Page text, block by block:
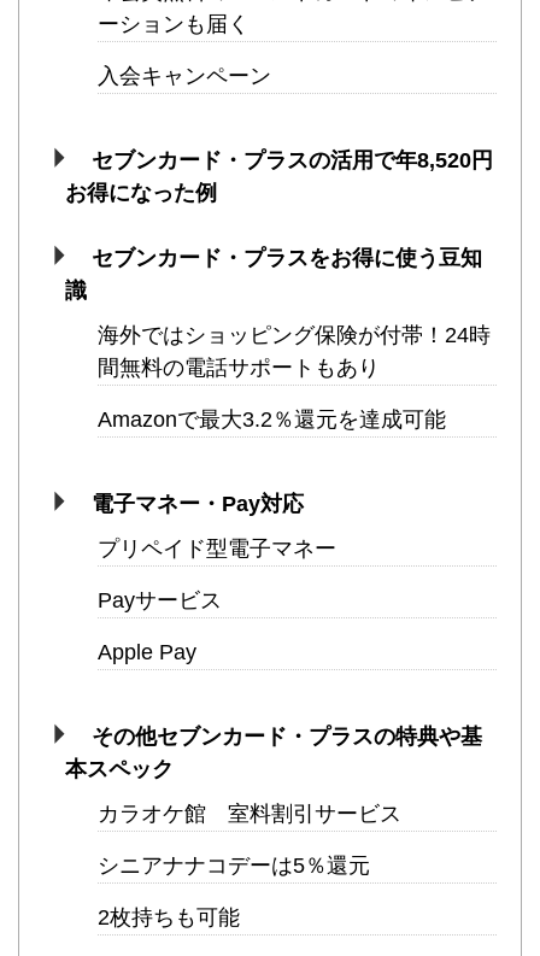
ーションも届く
入会キャンペーン
セブンカード・プラスの活用で年8,520円
お得になった例
セブンカード・プラスをお得に使う豆知
識
海外ではショッピング保険が付帯！24時
間無料の電話サポートもあり
Amazonで最大3.2％還元を達成可能
電子マネー・Pay対応
プリペイド型電子マネー
Payサービス
Apple Pay
その他セブンカード・プラスの特典や基
本スペック
カラオケ館 室料割引サービス
シニアナナコデーは5％還元
2枚持ちも可能